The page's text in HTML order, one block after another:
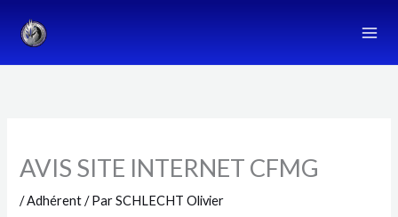
AVIS SITE INTERNET CFMG
/Adhérent/ ParSCHLECHT Olivier